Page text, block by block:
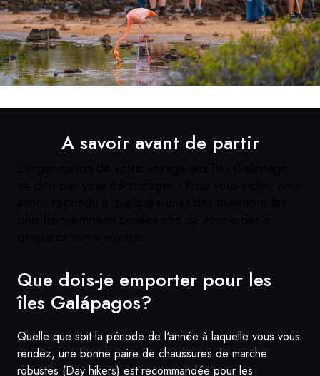
A savoir avant de partir
Que dois-je emporter pour les
îles Galápagos?
Quelle que soit la période de l'année à laquelle vous vous
rendez, une bonne paire de chaussures de marche
robustes (Day hikers) est recommandée pour les